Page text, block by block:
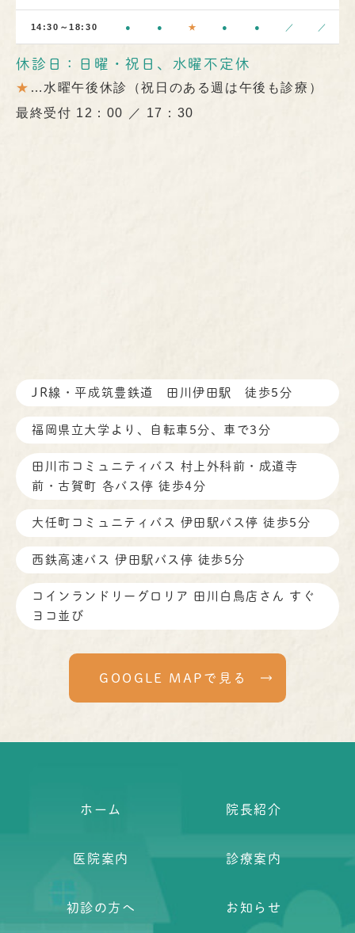
14:30～18:30 ● ● ★ ● ● ／ ／
休診日：日曜・祝日、水曜不定休
★ …水曜午後休診（祝日のある週は午後も診療）
最終受付 12：00 ／ 17：30
JR線・平成筑豊鉄道 田川伊田駅 徒歩5分
福岡県立大学より、自転車5分、車で3分
田川市コミュニティバス 村上外科前・成道寺
前・古賀町 各バス停徒歩4分
大任町コミュニティバス 伊田駅バス停 徒歩5分
西鉄高速バス 伊田駅バス停 徒歩5分
コインランドリーグロリア 田川白鳥店さん すぐ
ヨコ並び
GOOGLE MAPで見る
ホーム 院長紹介
医院案内 診療案内
初診の方へ お知らせ